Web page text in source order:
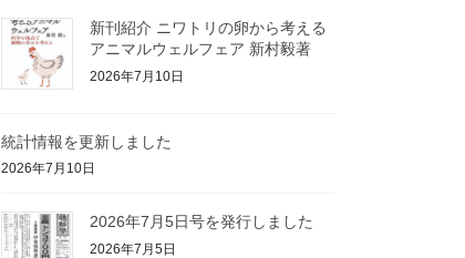
新刊紹介 ニワトリの卵から考える
アニマルウェルフェア 新村毅著
2026年7月10日
統計情報を更新しました
2026年7月10日
2026年7月5日号を発行しました
2026年7月5日